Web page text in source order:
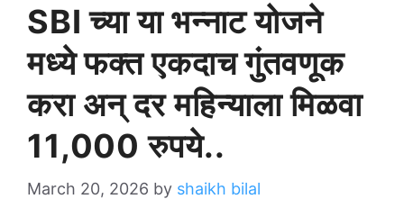
SBI च्या या भन्नाट योजने
मध्ये फक्त एकदाच गुंतवणूक
करा अन् दर महिन्याला मिळवा
11,000 रुपये..
March 20, 2026 by shaikh bilal